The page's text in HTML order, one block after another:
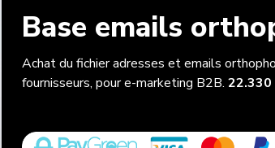
Base emails
Achat du fichier adresses et emails
fournisseurs, pour e-marketing B2B.22.330